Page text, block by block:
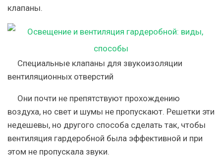
клапаны.
Специальные клапаны для звукоизоляции
вентиляционных отверстий
Они почти не препятствуют прохождению
воздуха, но свет и шумы не пропускают. Решетки эти
недешевы, но другого способа сделать так, чтобы
вентиляция гардеробной была эффективной и при
этом не пропускала звуки.